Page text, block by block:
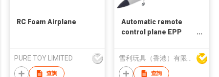
RC Foam Airplane
PURE TOY LIMITED
查詢
Automatic remote
control plane EPP
雪利玩具（香港）有限公司
查詢